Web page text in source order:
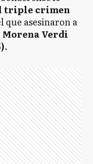
triple crimen
que asesinaron a
Morena Verdi
.